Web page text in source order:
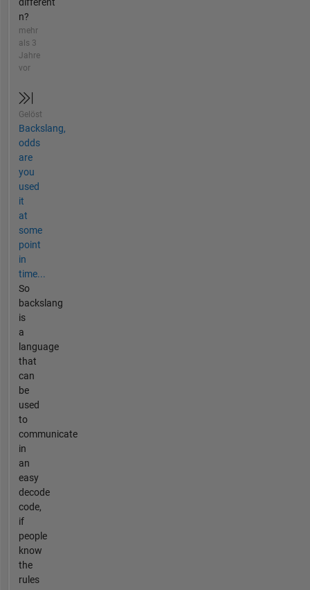
n?
mehr
als 3
Jahre
vor
Gelöst
Backslang,
odds
are
you
used
it
at
some
point
in
time...
So
backslang
is
a
language
that
can
be
used
to
communicate
in
an
easy
decode
code,
if
people
know
the
rules